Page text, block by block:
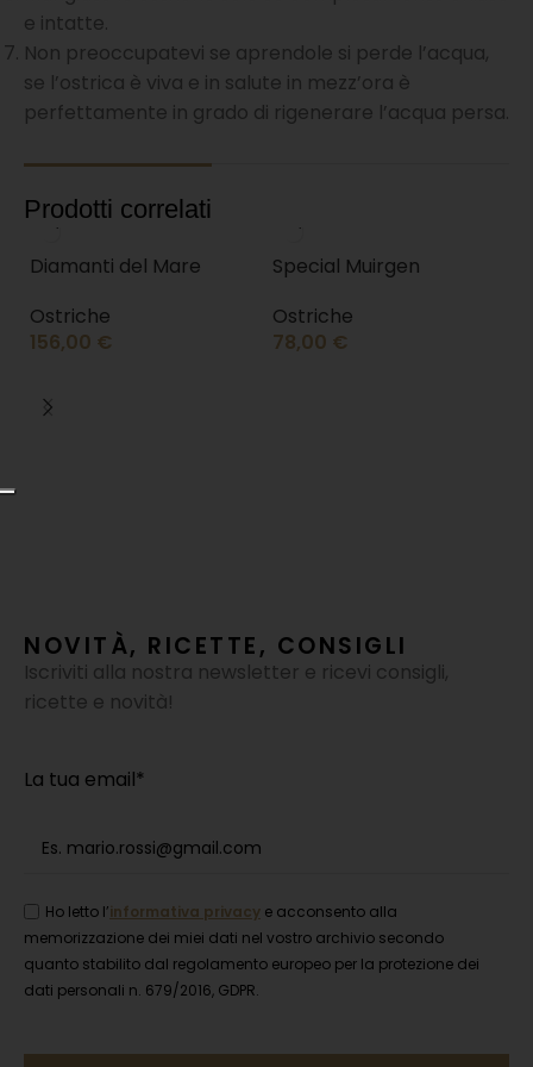
e intatte.
Non preoccupatevi se aprendole si perde l’acqua,
se l’ostrica è viva e in salute in mezz’ora è
perfettamente in grado di rigenerare l’acqua persa.
Prodotti correlati
Diamanti del Mare
Ostriche
156,00 €
Special Muirgen
Ostriche
78,00 €
NOVITÀ, RICETTE, CONSIGLI
Iscriviti alla nostra newsletter e ricevi consigli,
ricette e novità!
La tua email*
Ho letto l’informativa privacy e acconsento alla
memorizzazione dei miei dati nel vostro archivio secondo
quanto stabilito dal regolamento europeo per la protezione dei
dati personali n. 679/2016, GDPR.